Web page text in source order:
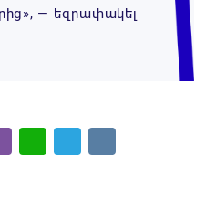
— եզրափակել